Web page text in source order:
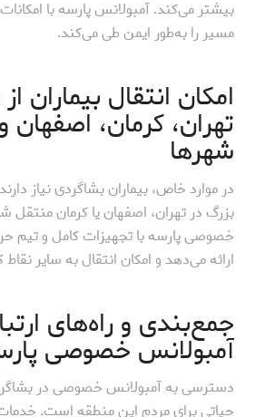
مسیر را به‌طور ایمن طی می‌کند.
امکان انتقال بیماران
تهران، کرمان، اصفهان
شهرها
در موارد خاص، بیماران بشاگردی نیاز
بزرگ در تهران، اصفهان یا کرمان منتقل
خصوصی پارسه با تجهیزات کامل و تیم
ارائه می‌دهد و امکان انتقال به سایر
جمع‌بندی و راه‌های
آمبولانس خصوصی
دسترسی به آمبولانس خصوصی در
حیاتی برای مردم این منطقه است.